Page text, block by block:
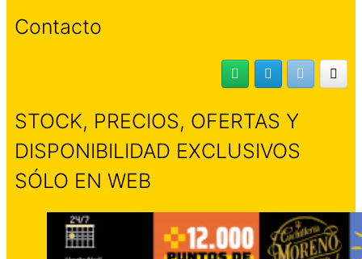
Contacto
STOCK, PRECIOS, OFERTAS Y
DISPONIBILIDAD EXCLUSIVOS
SÓLO EN WEB